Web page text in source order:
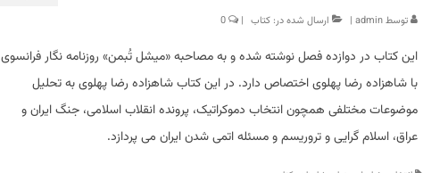
توسطadmin
| ارسال شده در: کتاب |
0
این کتاب در دوازده فصل نوشته شده و به مصاحبه «میشل تُبمن» روزنامه نگار فرانسوی
با شاهزاده رضا پهلوی اختصاص دارد. در این کتاب شاهزاده رضا پهلوی به تحلیل
موضوعات مختلفی همچون انتخاب دموکراتیک، پرونده انقلاب اسلامی، جنگ ایران و
عراق، اسلام گرایی و تروریسم و مسئله اتمی شدن ایران می پردازد.